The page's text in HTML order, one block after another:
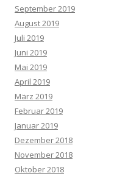
September 2019
August 2019
Juli 2019
Juni 2019
Mai 2019
April 2019
März 2019
Februar 2019
Januar 2019
Dezember 2018
November 2018
Oktober 2018